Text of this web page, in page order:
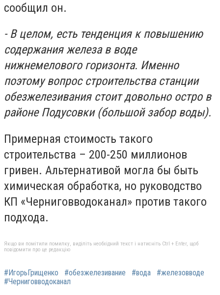
сообщил он.
- В целом, есть тенденция к повышению
содержания железа в воде
нижнемелового горизонта. Именно
поэтому вопрос строительства станции
обезжелезивания стоит довольно остро в
районе Подусовки (большой забор воды).
Примерная стоимость такого
строительства – 200-250 миллионов
гривен. Альтернативой могла бы быть
химическая обработка, но руководство
КП «Черниговводоканал» против такого
подхода.
Якщо ви помітили помилку, виділіть необхідний текст і натисніть Ctrl + Enter, щоб
повідомити про це редакцію
#ИгорьГрищенко #обезжелезивание #вода
#железовводе
#Черниговводоканал